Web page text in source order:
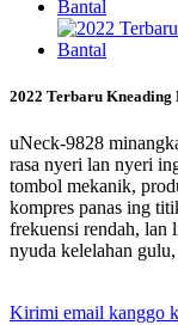
2022 Terbaru
uNeck-9828
rasa nyeri lan nyeri
tombol mekanik,
kompres panas ing
frekuensi rendah, lan
nyuda kelelahan
Kirimi email kanggo